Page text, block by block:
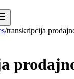
/transkripcija